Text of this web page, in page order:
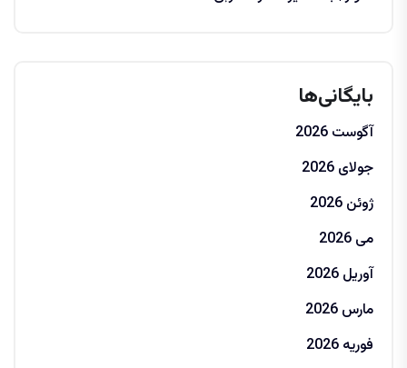
بایگانی‌ها
آگوست 2026
جولای 2026
ژوئن 2026
می 2026
آوریل 2026
مارس 2026
فوریه 2026